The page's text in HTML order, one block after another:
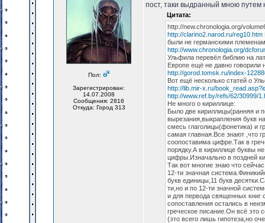
Пол:
Зарегистрирован:
14.07.2008
Сообщения: 2816
Откуда: Город 313
пост, таки выдранный мною
Цитата:
http://new.chronologia.org/
http://clarino2.narod.ru/reg10.htm
были не германскими
http://www.chronologia.org/
Ульфила перевёл библию на
Европе ещё не давно говорили
http://gorod.tomsk.ru/index-
Вот ещё несколько статей о
http://lib.mir-x.ru/
http://www.ref.by/refs/62/30999/
Не много о кириллице:
Было две кириллицы(ранняя и
вырезания,выкрапления букв
смесь глаголицы(фонетика) и
самая главная.Все знают ,что
соопоставима цифре.Так в
порядку.А в кириллице буквы
цифры.Изначально в поздней
Так вот многие знаю что
12-ти значная
букв единицы,11 букв
ти,но и по 12-ти значной
и для первода священных книг
сопоставления остались в
греческое писание.Он всё это
(это всего лишь гипотеза,но